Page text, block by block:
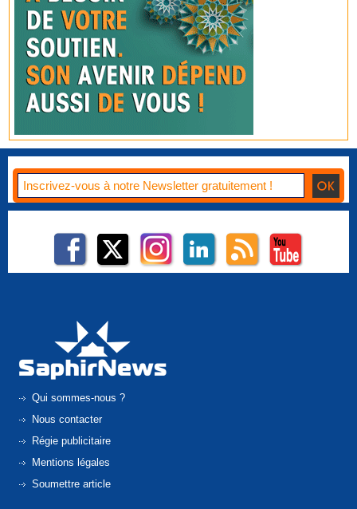
Qui sommes-nous ?
Nous contacter
Régie publicitaire
Mentions légales
Soumettre article